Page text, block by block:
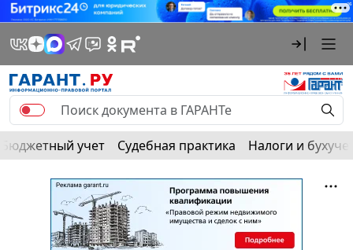
Бюджетный учет Судебная практика Налоги и